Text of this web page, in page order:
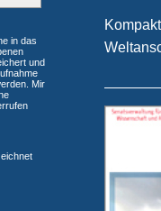
in das
und
Mir